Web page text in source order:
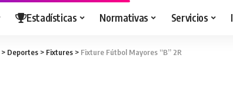
Estadísticas Normativas Servicios
> Deportes > Fixtures > Fixture Fútbol Mayores “B” 2R